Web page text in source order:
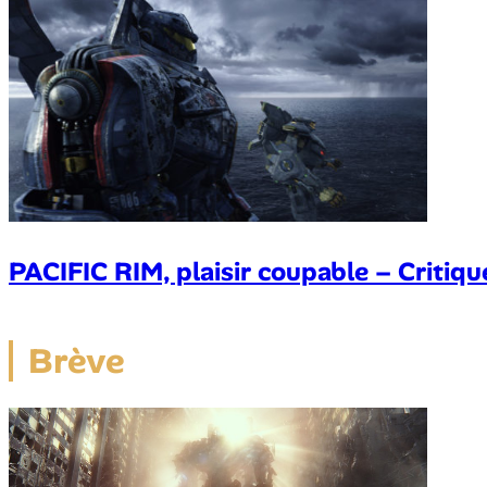
PACIFIC RIM, plaisir coupable –
Brève